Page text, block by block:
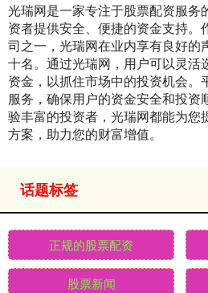
光瑞网是一家专注于股票配资服务
资者提供安全、便捷的资金支持。
司之一，光瑞网在业内享有良好的
十名。通过光瑞网，用户可以灵活
资金，以抓住市场中的投资机会。
服务，确保用户的资金安全和投资
验丰富的投资者，光瑞网都能为您
方案，助力您的财富增值。
话题标签
正规的股票配资
股票新闻